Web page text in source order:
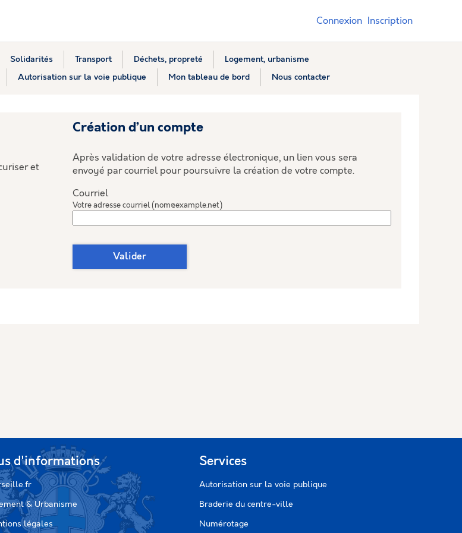
Connexion Inscription
Solidarités Transport Déchets, propreté
Logement, urbanisme
Autorisation sur la voie publique Mon tableau de bord Nous contacter
et
Création d’un compte
Après validation de votre adresse électronique, un lien vous sera
envoyé par courriel pour poursuivre la création de votre compte.
Courriel
Votre adresse courriel (nom@example.net)
Valider
d'informations
& Urbanisme
légales
Services
Autorisation sur la voie publique
Braderie du centre-ville
Numérotage